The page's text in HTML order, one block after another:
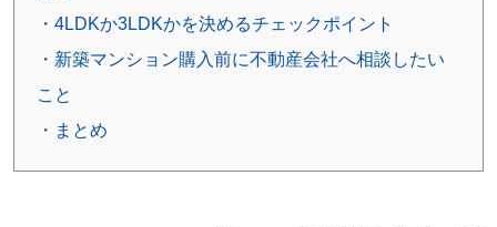
・4LDKか3LDKかを決めるチェックポイント
・新築マンション購入前に不動産会社へ相談したい
こと
・まとめ